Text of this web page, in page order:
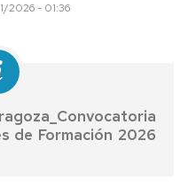
2026 - 01:36
de Formación 2026